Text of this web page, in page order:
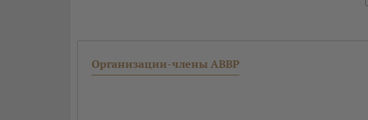
Организации-члены АВВР